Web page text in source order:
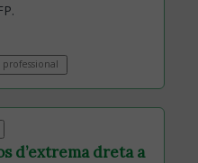
d’extrema dreta a